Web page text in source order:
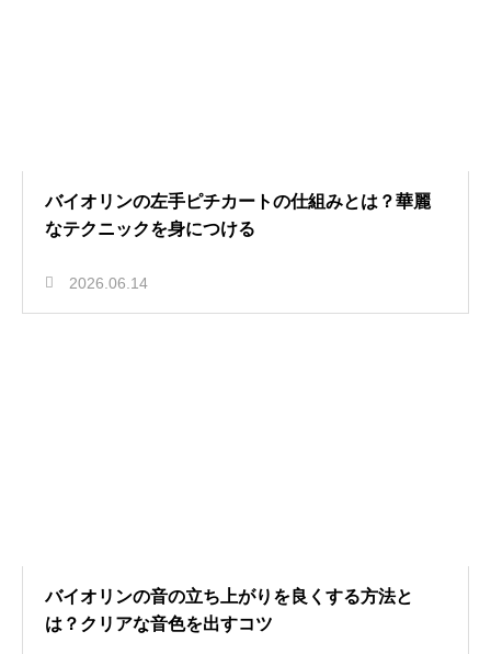
バイオリンの左手ピチカートの仕組みとは？華麗
なテクニックを身につける
2026.06.14
バイオリンの音の立ち上がりを良くする方法と
は？クリアな音色を出すコツ